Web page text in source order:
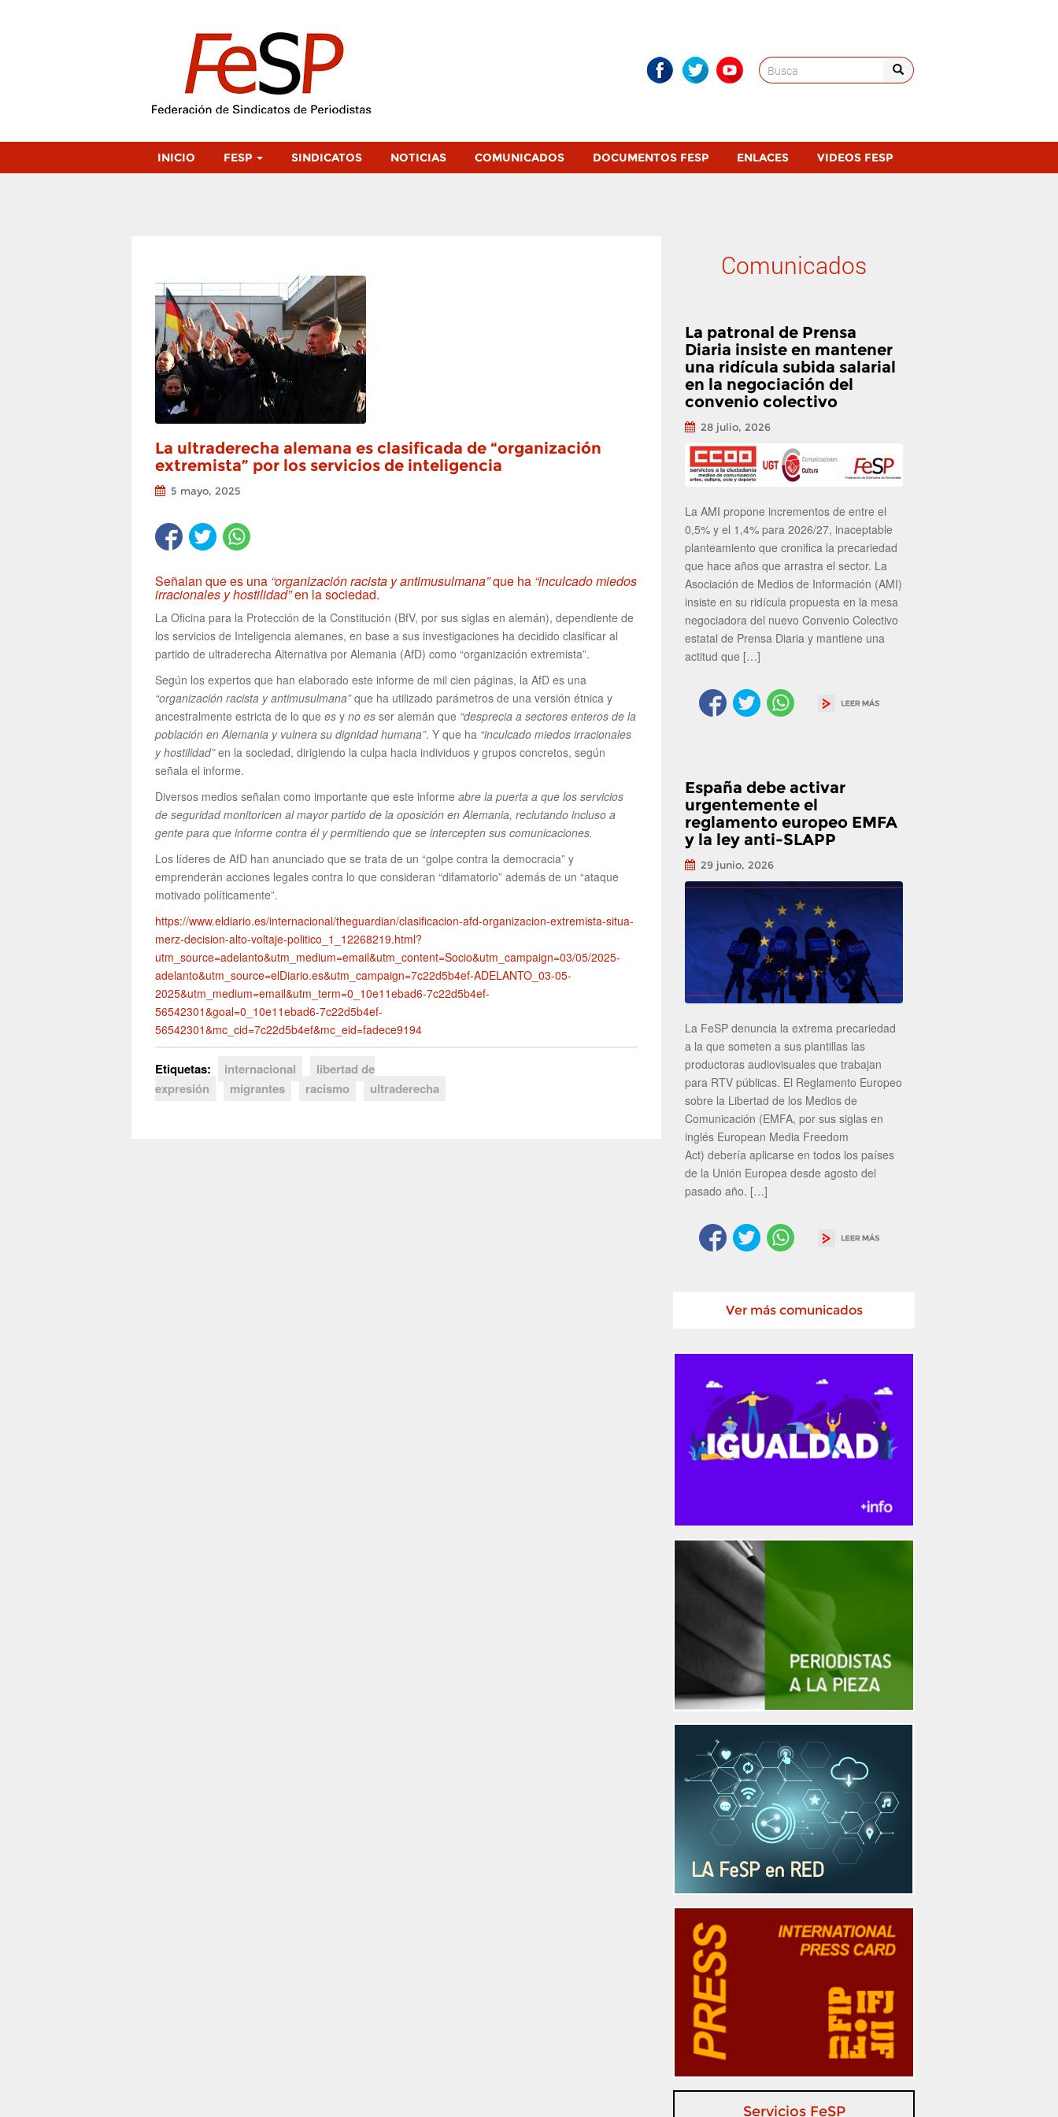
Search
for:
INICIO FESP SINDICATOS NOTICIAS COMUNICADOS DOCUMENTOS FESP ENLACES VIDEOS FESP
La ultraderecha alemana es clasificada de “organización
extremista” por los servicios de inteligencia
5 mayo, 2025
Señalan que es una “organización racista y antimusulmana”que ha “inculcado miedos
irracionales y hostilidad”en la sociedad.
La Oficina para la Protección de la Constitución (BfV, por sus siglas en alemán), dependiente de
los servicios de Inteligencia alemanes, en base a sus investigaciones ha decidido clasificar al
partido de ultraderecha Alternativa por Alemania (AfD) como “organización extremista”.
Según los expertos que han elaborado este informe de mil cien páginas, la AfD es una
“organización racista y antimusulmana”que ha utilizado parámetros de una versión étnica y
ancestralmente estricta de lo que es y no es ser alemán que “desprecia a sectores enteros de la
población en Alemania y vulnera su dignidad humana”. Y que ha “inculcado miedos irracionales
y hostilidad”en la sociedad, dirigiendo la culpa hacia individuos y grupos concretos, según
señala el informe.
Diversos medios señalan como importante que este informe abre la puerta a que los servicios
de seguridad monitoricen al mayor partido de la oposición en Alemania, reclutando incluso a
gente para que informe contra él y permitiendo que se intercepten sus comunicaciones.
Los líderes de AfD han anunciado que se trata de un “golpe contra la democracia” y
emprenderán acciones legales contra lo que consideran “difamatorio” además de un “ataque
motivado políticamente”.
https://www.eldiario.es/internacional/theguardian/clasificacion-afd-organizacion-extremista-situa-
merz-decision-alto-voltaje-politico_1_12268219.html?
utm_source=adelanto&utm_medium=email&utm_content=Socio&utm_campaign=03/05/2025-
adelanto&utm_source=elDiario.es&utm_campaign=7c22d5b4ef-ADELANTO_03-05-
2025&utm_medium=email&utm_term=0_10e11ebad6-7c22d5b4ef-
56542301&goal=0_10e11ebad6-7c22d5b4ef-
56542301&mc_cid=7c22d5b4ef&mc_eid=fadece9194
Etiquetas: internacional
libertad de
expresión
migrantes racismo ultraderecha
Comunicados
La patronal de Prensa
Diaria insiste en mantener
una ridícula subida salarial
en la negociación del
convenio colectivo
28 julio, 2026
La AMI propone incrementos de entre el
0,5% y el 1,4% para 2026/27, inaceptable
planteamiento que cronifica la precariedad
que hace años que arrastra el sector. La
Asociación de Medios de Información (AMI)
insiste en su ridícula propuesta en la mesa
negociadora del nuevo Convenio Colectivo
estatal de Prensa Diaria y mantiene una
actitud que […]
España debe activar
urgentemente el
reglamento europeo EMFA
y la ley anti-SLAPP
29 junio, 2026
La FeSP denuncia la extrema precariedad
a la que someten a sus plantillas las
productoras audiovisuales que trabajan
para RTV públicas. El Reglamento Europeo
sobre la Libertad de los Medios de
Comunicación (EMFA, por sus siglas en
inglés European Media Freedom
Act) debería aplicarse en todos los países
de la Unión Europea desde agosto del
pasado año. […]
Ver más comunicados
Servicios FeSP